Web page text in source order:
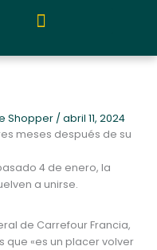
Shopper / abril 11, 2024
meses después de su
4 de enero, la
a unirse.
de Carrefour Francia,
que «es un placer volver